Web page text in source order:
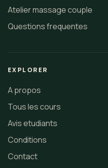
Atelier massage couple
Questions frequentes
EXPLORER
A propos
Tous les cours
Avis etudiants
Conditions
Contact